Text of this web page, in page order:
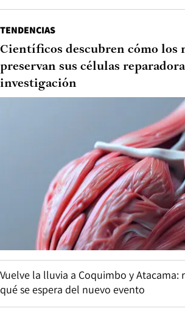
TENDENCIAS
Científicos descubren cómo los
preservan sus células
investigación
Vuelve la lluvia a Coquimbo y Atacama:
qué se espera del nuevo evento